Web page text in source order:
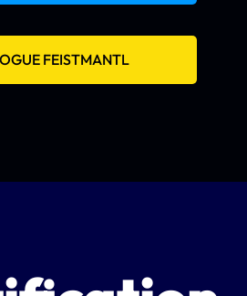
FEISTMANTL